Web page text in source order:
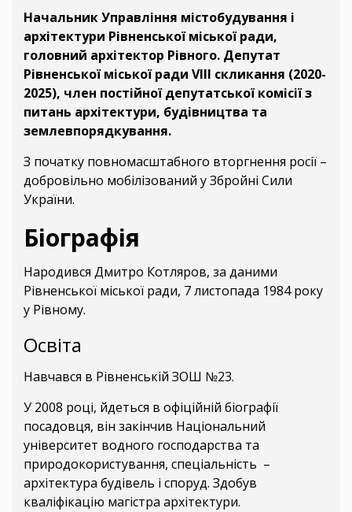
Начальник Управління містобудування і
архітектури Рівненської міської ради,
головний архітектор Рівного. Депутат
Рівненської міської ради VIII скликання (2020-
2025), член постійної депутатської комісії з
питань архітектури, будівництва та
землевпорядкування.
З початку повномасштабного вторгнення росії –
добровільно мобілізований у Збройні Сили
України.
Біографія
Народився Дмитро Котляров, за даними
Рівненської міської ради, 7 листопада 1984 року
у Рівному.
Освіта
Навчався в Рівненській ЗОШ №23.
У 2008 році, йдеться в офіційній біографії
посадовця, він закінчив Національний
університет водного господарства та
природокористування, спеціальність –
архітектура будівель і споруд. Здобув
кваліфікацію магістра архітектури.